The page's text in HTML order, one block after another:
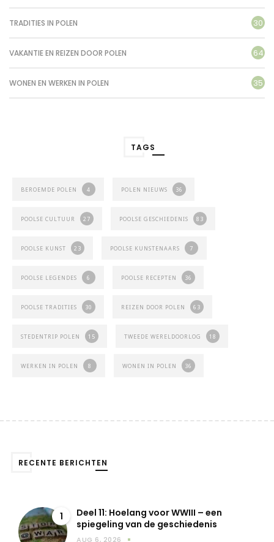
TRADITIES IN POLEN 30
VAKANTIE EN REIZEN DOOR POLEN 64
WONEN EN WERKEN IN POLEN 35
TAGS
BEROEMDE POLEN 4 POLEN NIEUWS 36
POOLSE CULTUUR 27 POOLSE GESCHIEDENIS 83
POOLSE KUNST 23 POOLSE KUNSTENAARS 7
POOLSE LEGENDES 6 POOLSE RECEPTEN 36
POOLSE TRADITIES 30 REIZEN DOOR POLEN 63
STEDENTRIP POLEN 15 TWEEDE WERELDOORLOG 18
WERKEN IN POLEN 8 WONEN IN POLEN 36
RECENTE BERICHTEN
1
Deel 11: Hoelang voor WWIII – een
spiegeling van de geschiedenis
AUG 6, 2026